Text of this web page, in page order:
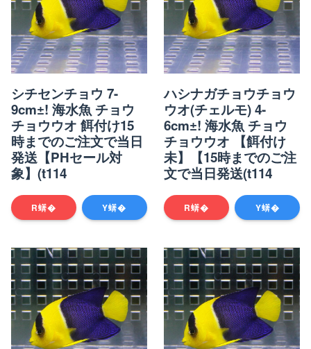
シチセンチョウ 7-
9cm±! 海水魚 チョウ
チョウウオ 餌付け15
時までのご注文で当日
発送【PHセール対
象】(t114
R蠎� Y蠎�
ハシナガチョウチョウ
ウオ(チェルモ) 4-
6cm±! 海水魚 チョウ
チョウウオ 【餌付け
未】【15時までのご注
文で当日発送(t114
R蠎� Y蠎�